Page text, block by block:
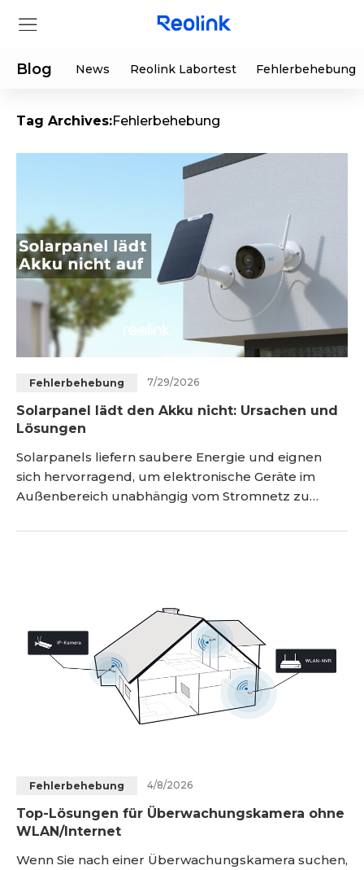
Shop
Hilfe
Supportanfrage
Herunterladen
App & Client
Kontakt
Aktionen
Sonderangebot
Generalüberholt
Partner
Bestellung verfolgen
Registrieren
Einloggen
Blog News Reolink Labortest Fehlerbehebung
Tag Archives:Fehlerbehebung
Fehlerbehebung 7/29/2026
Solarpanel lädt den Akku nicht: Ursachen und
Lösungen
Solarpanels liefern saubere Energie und eignen
sich hervorragend, um elektronische Geräte im
Außenbereich unabhängig vom Stromnetz zu
Außenleuchten, Überwachungskameras,
Akku nicht mehr oder nur sehr langsam läd
Fehlerbehebung 4/8/2026
Top-Lösungen für Überwachungskamera ohne
WLAN/Internet
Wenn Sie nach einer Überwachungskamera suchen,